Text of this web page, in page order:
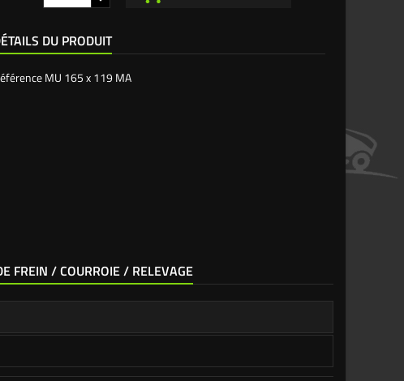
DU PRODUIT
MU 165 x 119 MA
FREIN / COURROIE / RELEVAGE